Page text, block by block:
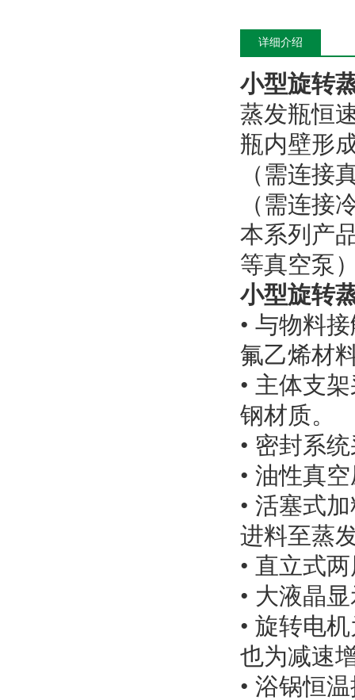
详细介绍
小型旋转
蒸发瓶恒
瓶内壁形
（需连接
（需连接
本系列产
等真空泵
小型旋转
• 与物料
氟乙烯材
• 主体支
钢材质。
• 密封系
• 油性真
• 活塞式
进料至蒸
• 直立式
• 大液晶
• 旋转电
也为减速
• 浴锅恒